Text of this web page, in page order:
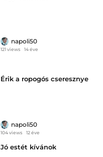
napoli50
121 views 14 éve
Érik a ropogós cseresznye
napoli50
104 views 12 éve
Jó estét kívánok